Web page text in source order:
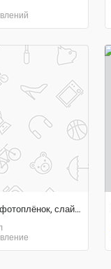
Оцифровка фотоплёнок, слайдов, фотографий, фотопластинок
цена